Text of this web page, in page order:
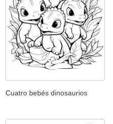
Cuatro bebés dinosaurios